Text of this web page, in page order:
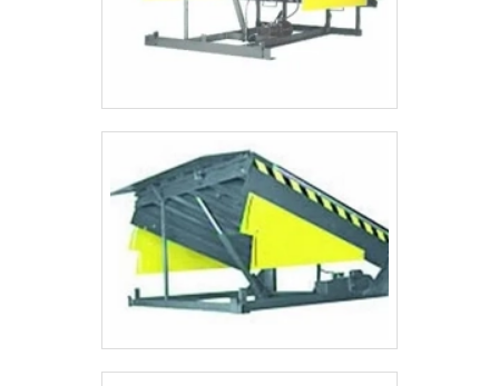
de trabalho com ótima qualidade e precisão.
Com o objetivo de trazer a satisfação a todos
melhor destaque é conquistar a confiança de
investimento em equipamentos modernos e
profissionais experientes. A ASL
Equipamentos é uma empresa que tem
despontado no mercado pela seriedade e
qualidade, que fecham todo o ciclo de entrega
com excelência para seus parceiros. Aproveite